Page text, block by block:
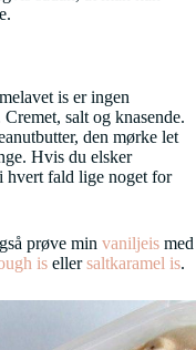
is er ingen
salt og knasende.
den mørke let
Hvis du elsker
hvert fald lige noget for
prøve min vaniljeis med
is ellersaltkaramel is.